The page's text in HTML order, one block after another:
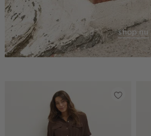
shop nu